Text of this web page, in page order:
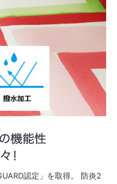
認定」を取得。 防炎2